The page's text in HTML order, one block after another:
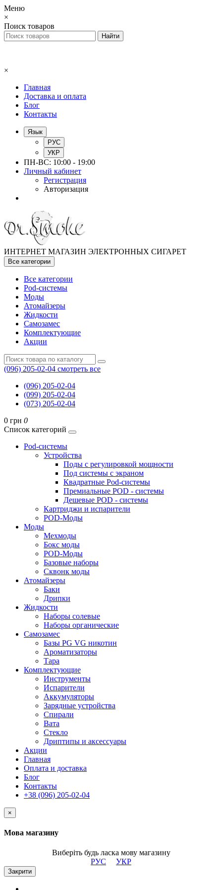
Меню
×
Поиск товаров
×
Главная
Доставка и оплата
Блог
Контакты
Язык
РУС
УКР
ПН-ВС: 10:00 - 19:00
Личный кабинет
Регистрация
Авторизация
ИНТЕРНЕТ МАГАЗИН ЭЛЕКТРОННЫХ СИГАРЕТ
Все категории
Все категории
Pod-системы
Моды
Атомайзеры
Жидкости
Самозамес
Комплектующие
Акции
(096) 205-02-04 смотреть все
(096) 205-02-04
(099) 205-02-04
(073) 205-02-04
0 грн 0
Список категорий
Pod-системы
Устройства
Поды с регулировкой мощности
Под системы с экраном
Квадратные Pod-системы
Премиальные POD - системы
Дешевые POD - системы
Картриджи и испарители
POD-Моды
Моды
Мехмоды
Бокс моды
POD-Моды
Базовые наборы
Сквонк моды
Атомайзеры
Баки
Дрипки
Жидкости
Наборы солевые
Наборы органические
Самозамес
Базы PG VG никотин
Ароматизаторы
Тара
Комплектующие
Инструменты
Испарители
Аккумуляторы
Зарядные устройства
Спирали
Вата
Стекло
Дриптипы и аксессуары
Акции
Главная
Оплата и доставка
Блог
Контакты
+38 (096) 205-02-04
×
Мова магазину
Виберіть будь ласка мову магазину
РУС
УКР
Закрити